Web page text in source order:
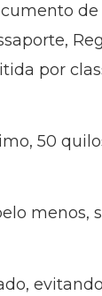
por
50
menos,